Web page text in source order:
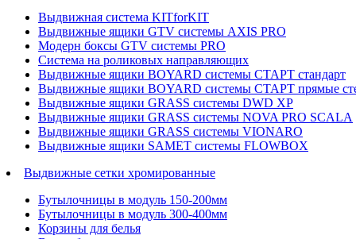
Выдвижная система KITforKIT
Выдвижные ящики GTV системы AXIS PRO
Модерн боксы GTV системы PRO
Система на роликовых направляющих
Выдвижные ящики BOYARD системы СТАРТ стандарт
Выдвижные ящики BOYARD системы СТАРТ прямые
Выдвижные ящики GRASS системы DWD XP
Выдвижные ящики GRASS системы NOVA PRO SCALA
Выдвижные ящики GRASS системы VIONARO
Выдвижные ящики SAMET системы FLOWBOX
Выдвижные сетки хромированные
Бутылочницы в модуль 150-200мм
Бутылочницы в модуль 300-400мм
Корзины для белья